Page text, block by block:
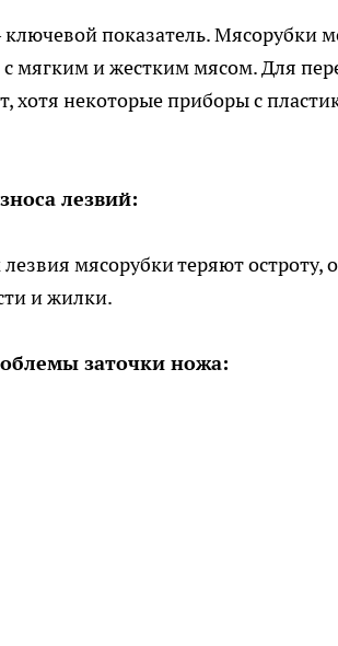
показатель. Мясорубки
с мягким и жестким мясом. Для
хотя некоторые приборы с
лезвий:
мясорубки теряют остроту,
и жилки.
заточки ножа: